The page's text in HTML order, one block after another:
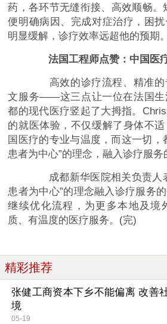
药，各环节无缝衔接、高效顺畅。
便明确病因、完成对症治疗，困
明显缓解，诊疗效率远超他的预期。
法国工程师点赞：中国医
高效的诊疗流程、精准的
文服务——这三点让一位在法国生
都的现代医疗竖起了大拇指。
的就医体验，不仅缓解了身体不
国医疗的专业与温度，而这一切，
患者为中心”的理念，融入诊疗服务
成都新华医院相关负责人
患者为中心”的理念融入诊疗服务
继续优化流程，为更多本地及境
质、有温度的医疗服务。(完)
精彩推荐
张健工商资本下乡不能偏离 改善
境
05-19